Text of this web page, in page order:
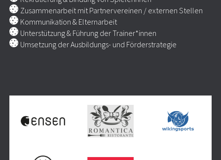
Zusammenarbeit mit Partnervereinen / externen Stellen
Kommunikation & Elternarbeit
Unterstützung & Führung der Trainer*innen
Umsetzung der Ausbildungs- und Förderstrategie